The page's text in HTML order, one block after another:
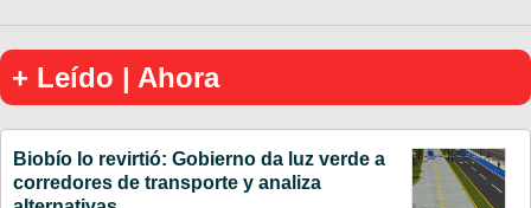
+ Leído | Ahora
Biobío lo revirtió: Gobierno da luz verde a
corredores de transporte y analiza